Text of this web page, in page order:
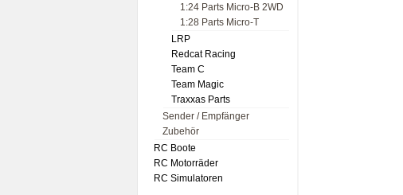
1:24 Parts Micro-B 2WD
1:28 Parts Micro-T
LRP
Redcat Racing
Team C
Team Magic
Traxxas Parts
Sender / Empfänger
Zubehör
RC Boote
RC Motorräder
RC Simulatoren